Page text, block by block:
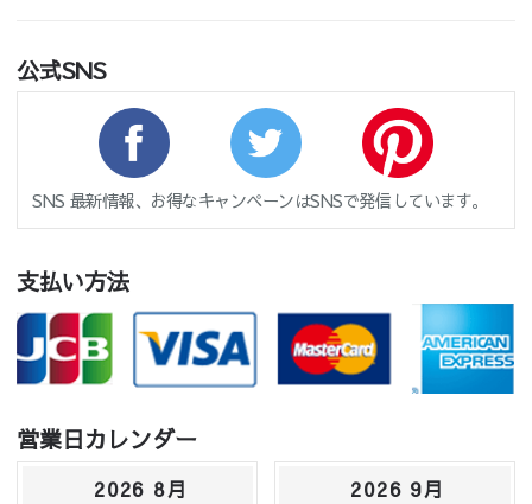
公式SNS
SNS 最新情報、お得なキャンペーンはSNSで発信しています。
支払い方法
営業日カレンダー
2026 8月 2026 9月